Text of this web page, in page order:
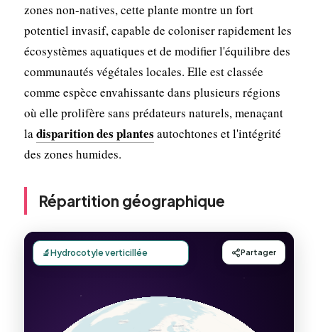
zones non-natives, cette plante montre un fort
potentiel invasif, capable de coloniser rapidement les
écosystèmes aquatiques et de modifier l'équilibre des
communautés végétales locales. Elle est classée
comme espèce envahissante dans plusieurs régions
où elle prolifère sans prédateurs naturels, menaçant
ladisparition des plantes autochtones et l'intégrité
des zones humides.
Répartition géographique